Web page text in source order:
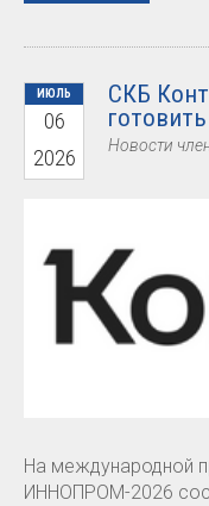
ИЮЛЬ
06
2026
СКБ
Новости
На международной
ИННОПРОМ-2026